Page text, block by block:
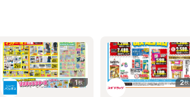
1枚 2枚